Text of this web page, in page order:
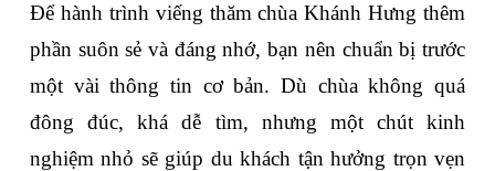
Để hành trình viếng thăm chùa Khánh Hưng thêm
phần suôn sẻ và đáng nhớ, bạn nên chuẩn bị trước
một vài thông tin cơ bản. Dù chùa không quá
đông đúc, khá dễ tìm, nhưng một chút kinh
nghiệm nhỏ sẽ giúp du khách tận hưởng trọn vẹn